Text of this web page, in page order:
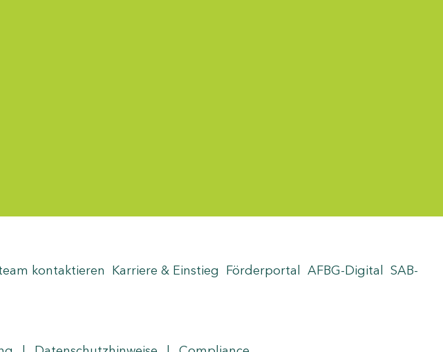
auswählen
kontaktieren Karriere & Einstieg Förderportal AFBG-Digital
SAB-